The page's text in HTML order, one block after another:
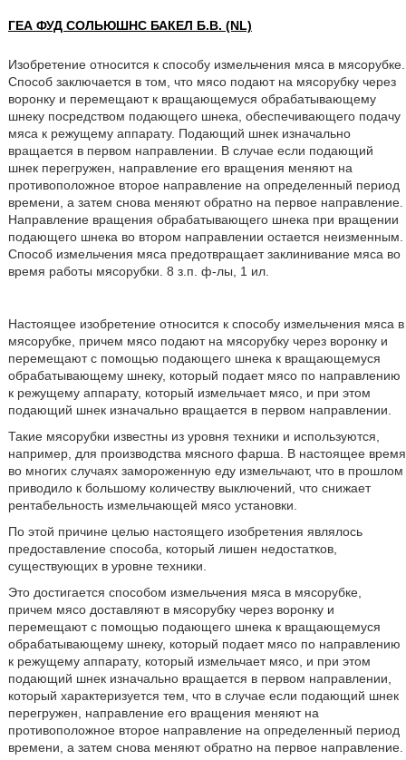
ГЕА ФУД СОЛЬЮШНС БАКЕЛ Б.В. (NL)
Изобретение относится к способу измельчения мяса в мясорубке.
Способ заключается в том, что мясо подают на мясорубку через
воронку и перемещают к вращающемуся обрабатывающему
шнеку посредством подающего шнека, обеспечивающего подачу
мяса к режущему аппарату. Подающий шнек изначально
вращается в первом направлении. В случае если подающий
шнек перегружен, направление его вращения меняют на
противоположное второе направление на определенный период
времени, а затем снова меняют обратно на первое направление.
Направление вращения обрабатывающего шнека при вращении
подающего шнека во втором направлении остается неизменным.
Способ измельчения мяса предотвращает заклинивание мяса во
время работы мясорубки. 8 з.п. ф-лы, 1 ил.
Настоящее изобретение относится к способу измельчения мяса в
мясорубке, причем мясо подают на мясорубку через воронку и
перемещают с помощью подающего шнека к вращающемуся
обрабатывающему шнеку, который подает мясо по направлению
к режущему аппарату, который измельчает мясо, и при этом
подающий шнек изначально вращается в первом направлении.
Такие мясорубки известны из уровня техники и используются,
например, для производства мясного фарша. В настоящее время
во многих случаях замороженную еду измельчают, что в прошлом
приводило к большому количеству выключений, что снижает
рентабельность измельчающей мясо установки.
По этой причине целью настоящего изобретения являлось
предоставление способа, который лишен недостатков,
существующих в уровне техники.
Это достигается способом измельчения мяса в мясорубке,
причем мясо доставляют в мясорубку через воронку и
перемещают с помощью подающего шнека к вращающемуся
обрабатывающему шнеку, который подает мясо по направлению
к режущему аппарату, который измельчает мясо, и при этом
подающий шнек изначально вращается в первом направлении,
который характеризуется тем, что в случае если подающий шнек
перегружен, направление его вращения меняют на
противоположное второе направление на определенный период
времени, а затем снова меняют обратно на первое направление.